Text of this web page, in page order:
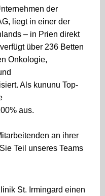
der
liegt in einer der
– in Prien direkt
über 236 Betten
Onkologie,
Als kununu Top-
aus.
an ihrer
Teil unseres Teams
St. Irmingard einen